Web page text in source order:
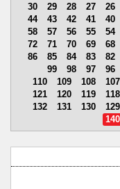
26
27
28
29
30
40
41
42
43
44
54
55
56
57
58
68
69
70
71
72
82
83
84
85
86
96
97
98
99
107
108
109
110
118
119
120
121
129
130
131
132
140